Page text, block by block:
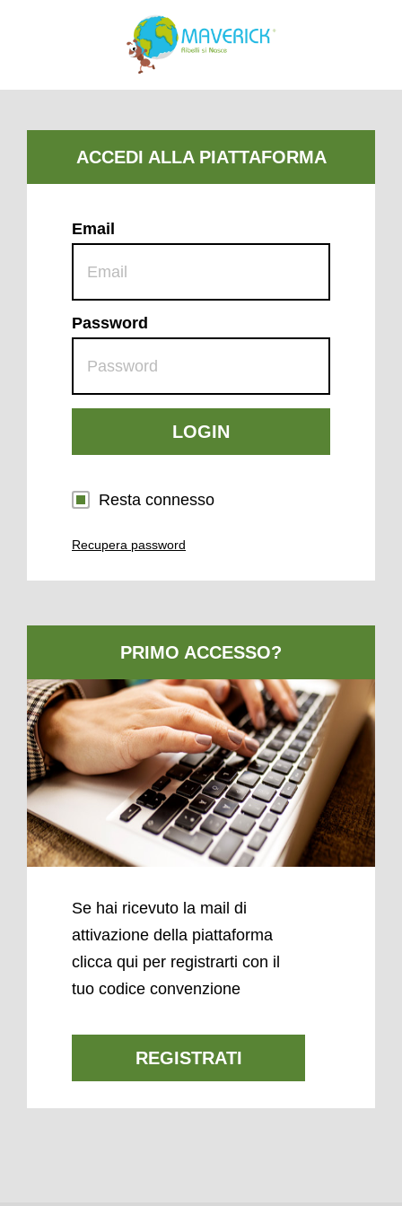
Email
Password
LOGIN
Resta connesso
Recupera password
Se hai ricevuto la mail di
attivazione della piattaforma
clicca qui per registrarti con il
tuo codice convenzione
REGISTRATI